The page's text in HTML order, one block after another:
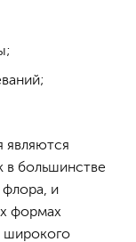
являются
в большинстве
флора, и
формах
широкого